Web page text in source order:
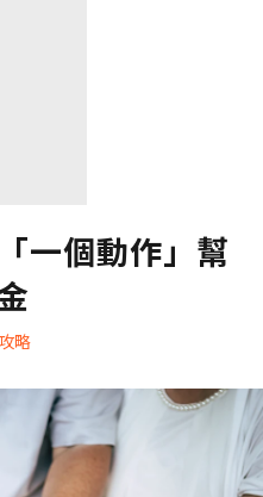
一個動作」幫
略